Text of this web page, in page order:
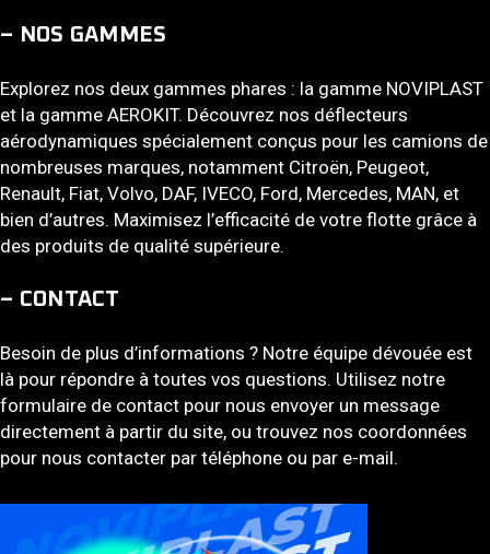
– NOS GAMMES
Explorez nos deux gammes phares : la gamme NOVIPLAST
et la gamme AEROKIT. Découvrez nos déflecteurs
aérodynamiques spécialement conçus pour les camions de
nombreuses marques, notamment Citroën, Peugeot,
Renault, Fiat, Volvo, DAF, IVECO, Ford, Mercedes, MAN, et
bien d’autres. Maximisez l’efficacité de votre flotte grâce à
des produits de qualité supérieure.
– CONTACT
Besoin de plus d’informations ? Notre équipe dévouée est
là pour répondre à toutes vos questions. Utilisez notre
formulaire de contact pour nous envoyer un message
directement à partir du site, ou trouvez nos coordonnées
pour nous contacter par téléphone ou par e-mail.